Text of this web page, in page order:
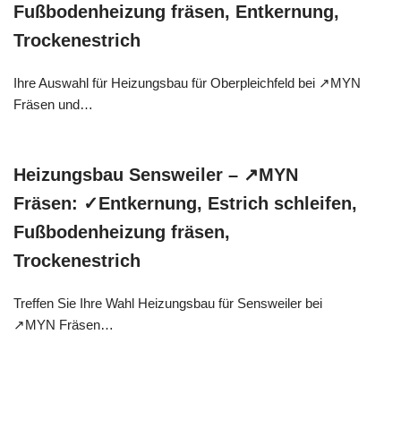
Fußbodenheizung fräsen, Entkernung,
Trockenestrich
Ihre Auswahl für Heizungsbau für Oberpleichfeld bei ↗️MYN
Fräsen und…
Heizungsbau Sensweiler – ↗️MYN
Fräsen: ✓Entkernung, Estrich schleifen,
Fußbodenheizung fräsen,
Trockenestrich
Treffen Sie Ihre Wahl Heizungsbau für Sensweiler bei
↗️MYN Fräsen…